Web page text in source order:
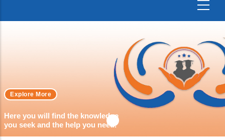
Here you will find the knowledge
you seek and the help you need.
Explore More